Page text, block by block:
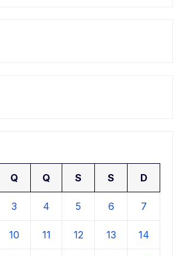
Q Q S S D
3 4 5 6 7
10 11 12 13 14